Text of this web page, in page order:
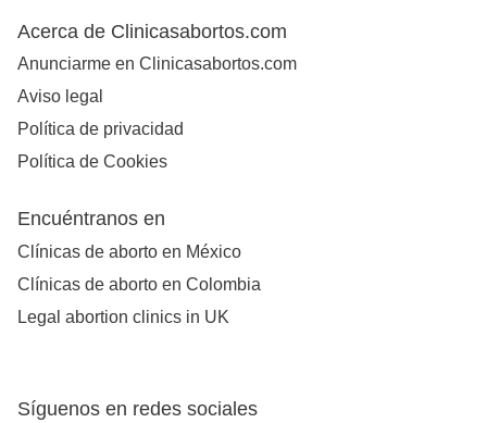
Acerca de Clinicasabortos.com
Anunciarme en Clinicasabortos.com
Aviso legal
Política de privacidad
Política de Cookies
Encuéntranos en
Clínicas de aborto en México
Clínicas de aborto en Colombia
Legal abortion clinics in UK
Síguenos en redes sociales